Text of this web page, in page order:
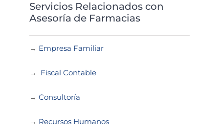
Servicios Relacionados con
Asesoría de Farmacias
→ Empresa Familiar
→ Fiscal Contable
→ Consultoría
→ Recursos Humanos